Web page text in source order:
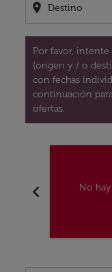
location_on
Por favor, intente
(origen y / o
con fechas
continuación
ofertas.
chevron_left
No